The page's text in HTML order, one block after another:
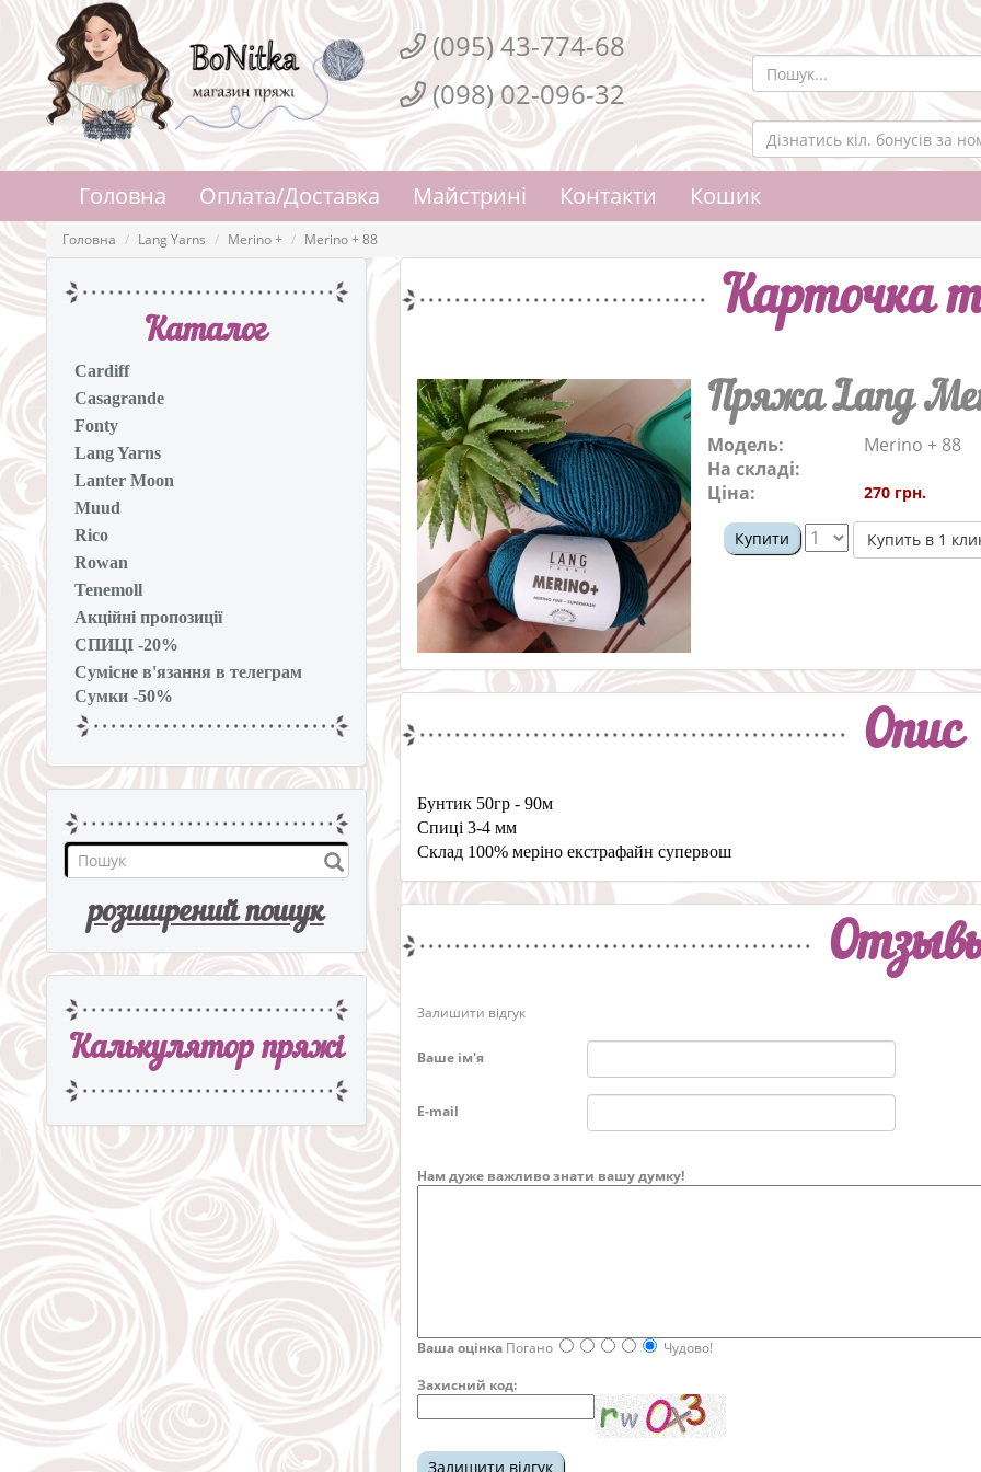
(095) 43-774-68
(098) 02-096-32
Головна Оплата/Доставка Майстрині Контакти Кошик
Головна Lang Yarns Merino + Merino + 88
Каталог
Cardiff
Casagrande
Fonty
Lang Yarns
Lanter Moon
Muud
Rico
Rowan
Tenemoll
Акційні пропозиції
СПИЦІ -20%
Сумісне в'язання в телеграм
Сумки -50%
розширений пошук
Калькулятор пряжi
Карточка
Пряжа Lang
Модель:
Merino + 88
На складі:
Ціна:
270 грн.
Купити Купить в 1
Опис
Бунтик 50гр - 90м
Спиці 3-4 мм
Склад 100% меріно екстрафайн супервош
Залишити відгук
Ваше ім'я
E-mail
Нам дуже важливо знати вашу думку!
Ваша оцінка Погано
Чудово!
Захисний код: